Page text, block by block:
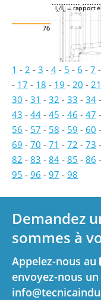
76
IA/lN = rapport
1 - 2 - 3 - 4 - 5 - 6 - 7 -
- 17 - 18 - 19 - 20 - 21
30 - 31 - 32 - 33 - 34 -
43 - 44 - 45 - 46 - 47 -
56 - 57 - 58 - 59 - 60 -
69 - 70 - 71 - 72 - 73 -
82 - 83 - 84 - 85 - 86 -
95 - 96 - 97 - 98
Demandez
sommes à
Appelez-nous au
envoyez-nous